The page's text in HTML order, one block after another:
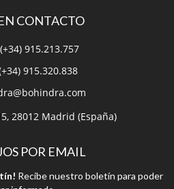
CONTACTO
915.213.757
915.320.838
28012 Madrid (España)
POR EMAIL
Recibe nuestro boletín para poder